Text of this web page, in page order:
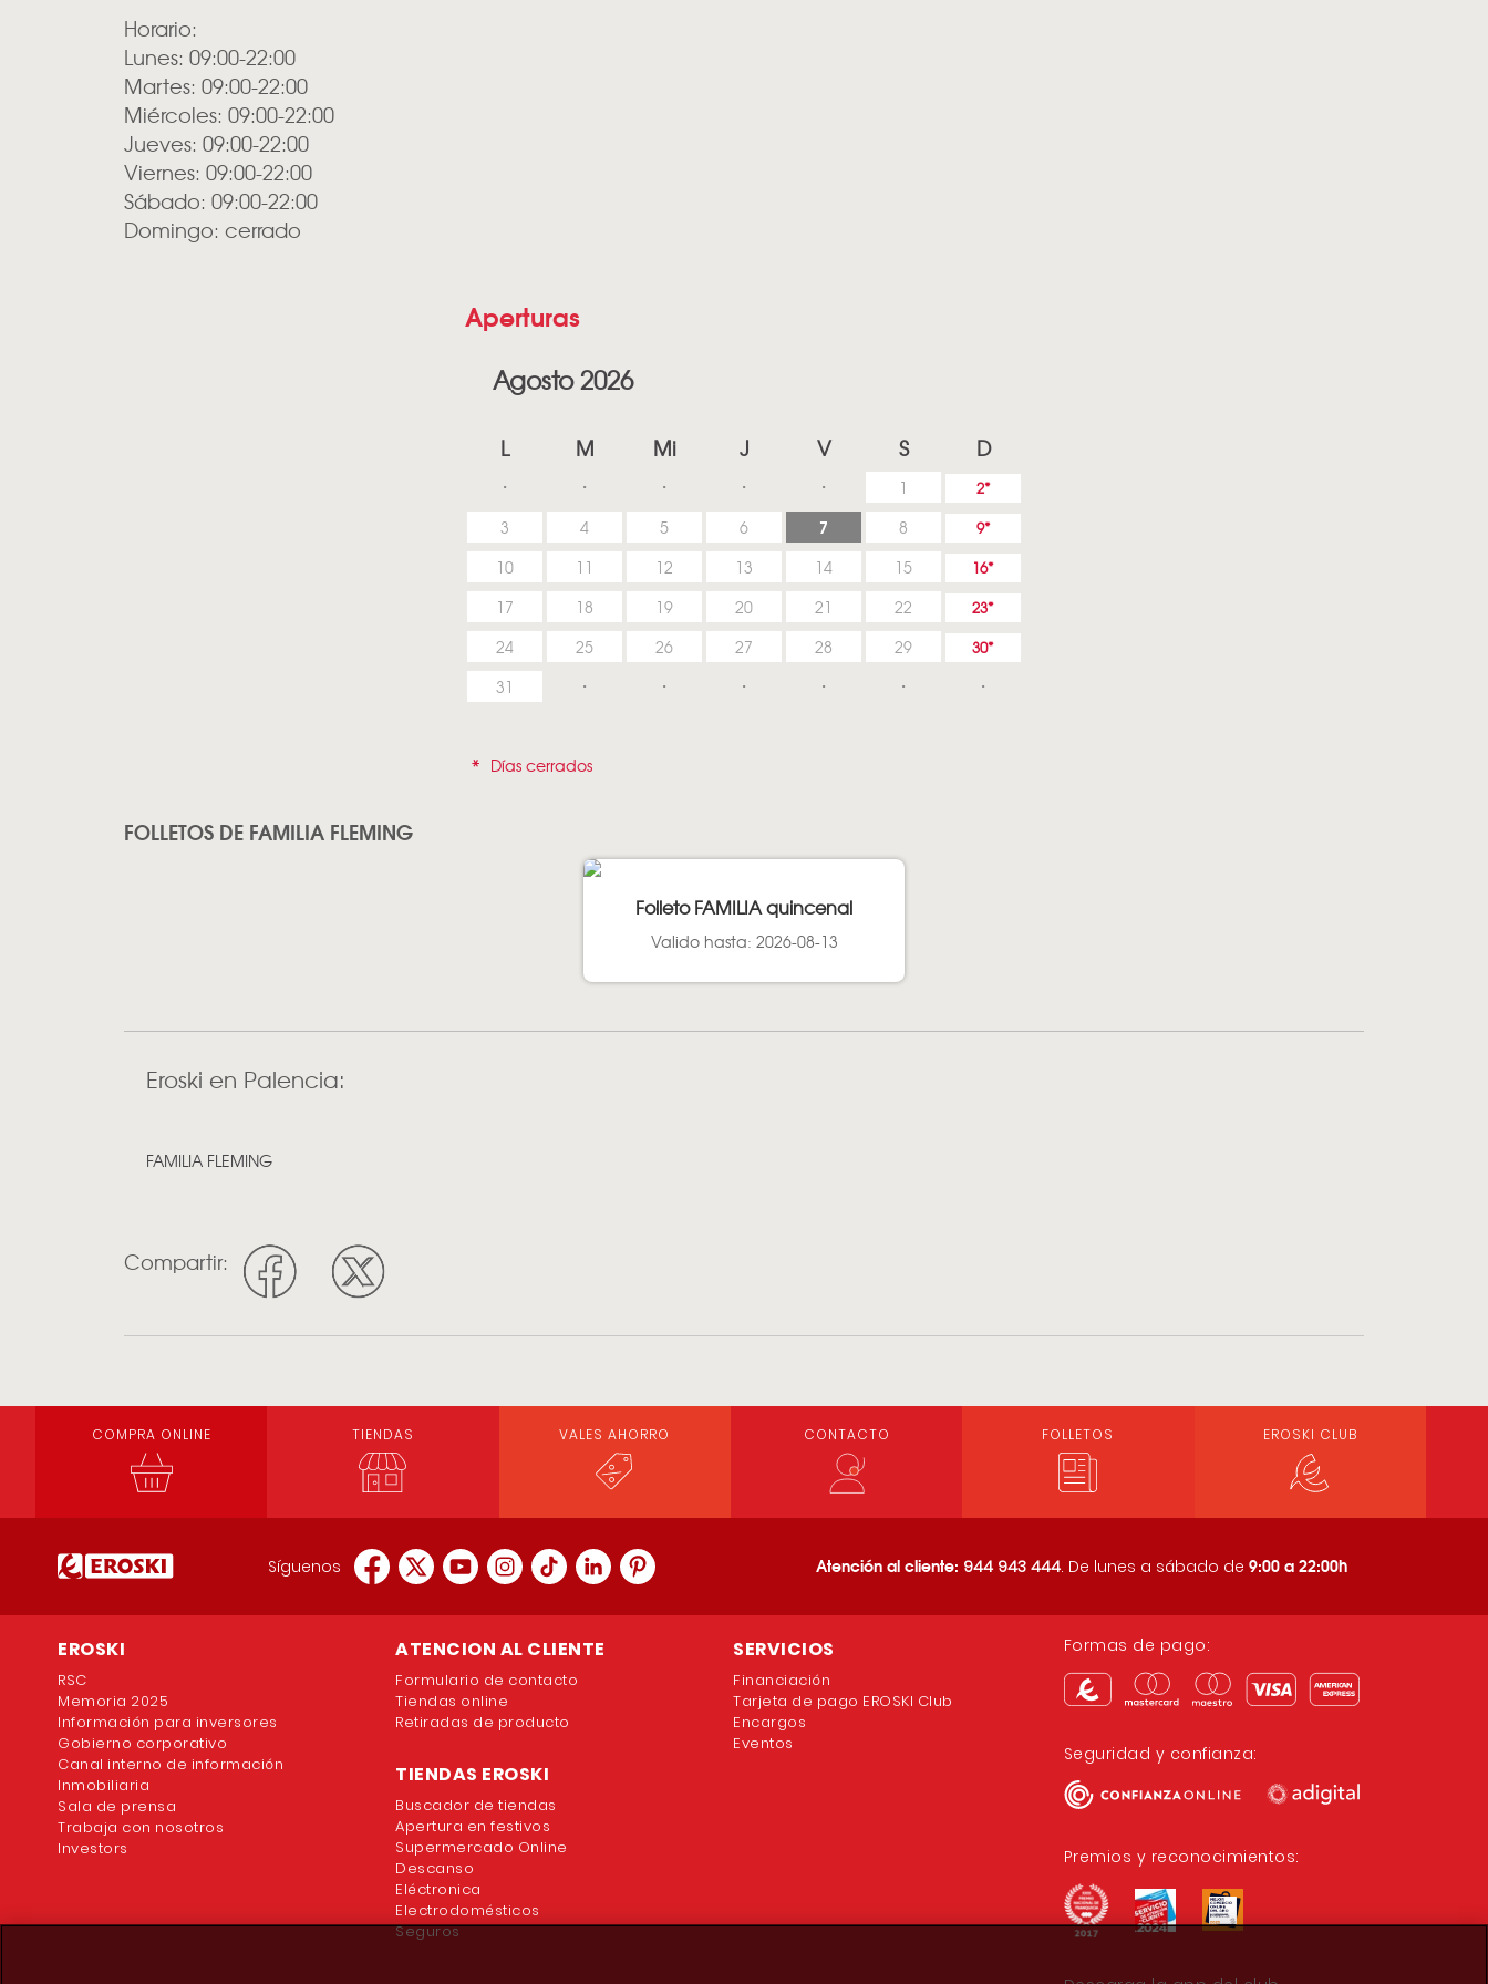
Horario:
Lunes: 09:00-22:00
Martes: 09:00-22:00
Miércoles: 09:00-22:00
Jueves: 09:00-22:00
Viernes: 09:00-22:00
Sábado: 09:00-22:00
Domingo: cerrado
Aperturas
Agosto 2026
L M Mi J V S D
1 2
3 4 5 6 7 8 9
10 11 12 13 14 15 16
17 18 19 20 21 22 23
24 25 26 27 28 29 30
31
* Días cerrados
FOLLETOS DE FAMILIA FLEMING
Folleto FAMILIA quincenal
Valido hasta: 2026-08-13
Eroski en Palencia:
FAMILIA FLEMING
Compartir:
COMPRA ONLINE TIENDAS VALES AHORRO CONTACTO FOLLETOS EROSKI CLUB
Síguenos Atención al cliente: 944 943 444. De lunes a sábado de 9:00 a 22:00h
EROSKI
RSC
Memoria 2025
Información para inversores
Gobierno corporativo
Canal interno de información
Inmobiliaria
Sala de prensa
Trabaja con nosotros
Investors
ATENCION AL CLIENTE
Formulario de contacto
Tiendas online
Retiradas de producto
TIENDAS EROSKI
Buscador de tiendas
Apertura en festivos
Supermercado Online
Descanso
Eléctronica
Electrodomésticos
Seguros
SERVICIOS
Financiación
Tarjeta de pago EROSKI Club
Encargos
Eventos
Formas de pago:
Seguridad y confianza:
Premios y reconocimientos: